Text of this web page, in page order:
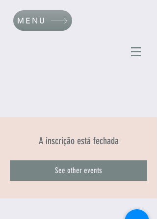
MENU
A inscrição está fechada
See other events